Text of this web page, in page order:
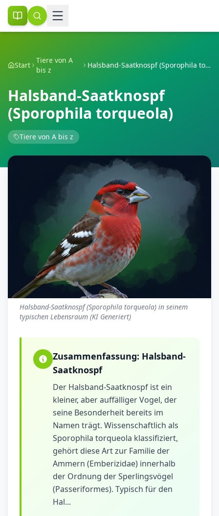
Start
Tiere von A
bis z
Halsband-Saatknospf (Sporophila torqueola)
Halsband-Saatknospf
(Sporophila torqueola)
Tiere von A bis z
Halsband-Saatknospf (Sporophila torqueola) in seinem
typischen Lebensraum (KI Generiert)
Zusammenfassung: Halsband-
Saatknospf
Der Halsband-Saatknospf ist ein
kleiner, aber auffälliger Vogel, der
seine Besonderheit bereits im
Namen trägt. Wissenschaftlich als
Sporophila torqueola klassifiziert,
gehört diese Art zur Familie der
Ammern (Emberizidae) innerhalb
der Ordnung der Sperlingsvögel
(Passeriformes). Typisch für den
Hal...